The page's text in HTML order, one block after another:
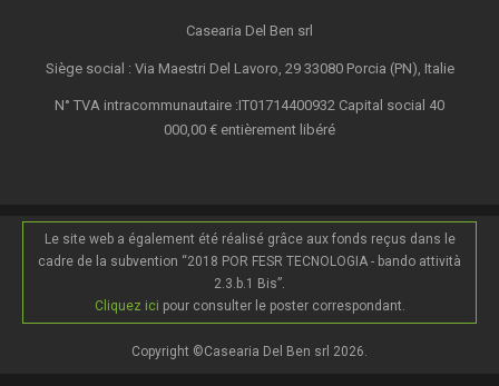
Casearia Del Ben srl
Siège social : Via Maestri Del Lavoro, 29 33080 Porcia (PN), Italie
N° TVA intracommunautaire :IT01714400932 Capital social 40
000,00 € entièrement libéré
Le site web a également été réalisé grâce aux fonds reçus dans le
cadre de la subvention “2018 POR FESR TECNOLOGIA - bando attività
2.3.b.1 Bis”.
Cliquez ici pour consulter le poster correspondant.
Copyright ©Casearia Del Ben srl 2026.